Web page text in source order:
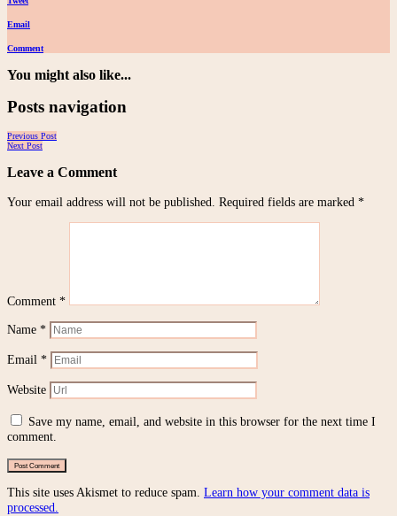
Email
Comment
You might also like...
Posts navigation
Previous Post
Next Post
Leave a Comment
Your email address will not be published. Required fields are marked *
Comment *
Name *
Email *
Website
Save my name, email, and website in this browser for the next time I
comment.
This site uses Akismet to reduce spam. Learn how your comment data is
processed.